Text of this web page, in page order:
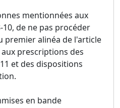
mentionnées aux
10, de ne pas procéder
premier alinéa de l'article
prescriptions des
et des dispositions
en bande